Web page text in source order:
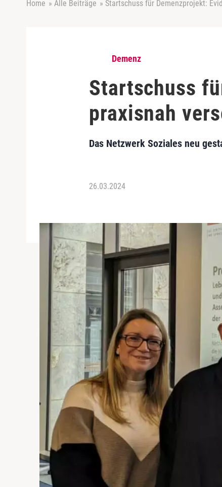
Home » Alle Beiträge » Startschuss für Demenzprojekt:
Demenz
Startschuss
praxisnah
Das Netzwerk Soziales neu
26.03.2024